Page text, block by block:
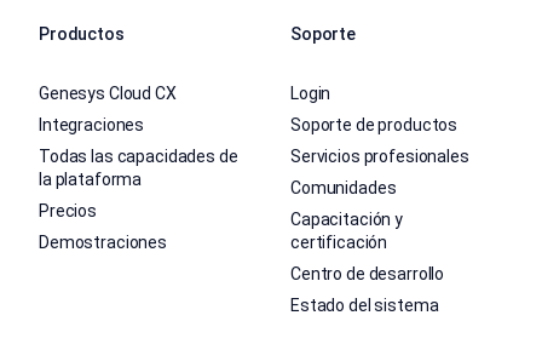
Productos
Genesys Cloud CX
Integraciones
Todas las capacidades de
la plataforma
Precios
Demostraciones
Soporte
Login
Soporte de productos
Servicios profesionales
Comunidades
Capacitación y
certificación
Centro de desarrollo
Estado del sistema